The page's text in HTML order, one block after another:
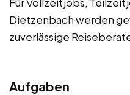
Dietzenbach werden
zuverlässige
Aufgaben